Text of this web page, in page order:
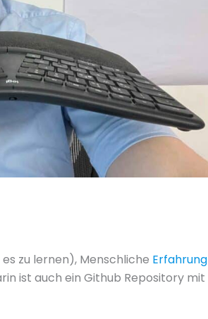
zu lernen), Menschliche Erfahrung
ist auch ein Github Repository mit